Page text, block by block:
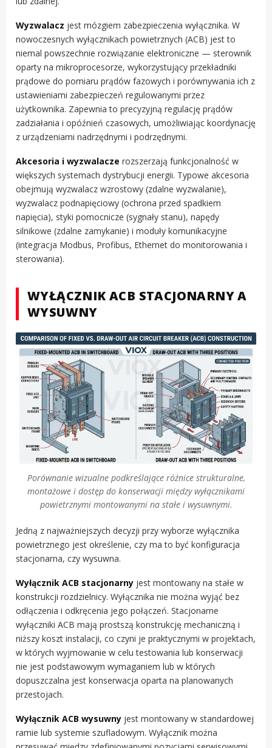
Wyzwalacz jest mózgiem zabezpieczenia wyłącznika. W
nowoczesnych wyłącznikach powietrznych (ACB) jest to
niemal powszechnie rozwiązanie elektroniczne — sterownik
oparty na mikroprocesorze, wykorzystujący przekładniki
prądowe do pomiaru prądów fazowych i porównywania ich z
ustawieniami zabezpieczeń regulowanymi przez
użytkownika. Zapewnia to precyzyjną regulację prądów
zadziałania i opóźnień czasowych, umożliwiając koordynację
z urządzeniami nadrzędnymi i podrzędnymi.
Akcesoria i wyzwalacze rozszerzają funkcjonalność w
większych systemach dystrybucji energii. Typowe akcesoria
obejmują wyzwalacz wzrostowy (zdalne wyzwalanie),
wyzwalacz podnapięciowy (ochrona przed spadkiem
napięcia), styki pomocnicze (sygnały stanu), napędy
silnikowe (zdalne zamykanie) i moduły komunikacyjne
(integracja Modbus, Profibus, Ethernet do monitorowania i
sterowania).
WYŁĄCZNIK ACB STACJONARNY A
WYSUWNY
Porównanie wizualne podkreślające różnice strukturalne,
montażowe i dostęp do konserwacji między wyłącznikami
powietrznymi montowanymi na stałe i wysuwnymi.
Jedną z najważniejszych decyzji przy wyborze wyłącznika
powietrznego jest określenie, czy ma to być konfiguracja
stacjonarna, czy wysuwna.
Wyłącznik ACB stacjonarny jest montowany na stałe w
konstrukcji rozdzielnicy. Wyłącznika nie można wyjąć bez
odłączenia i odkręcenia jego połączeń. Stacjonarne
wyłączniki ACB mają prostszą konstrukcję mechaniczną i
niższy koszt instalacji, co czyni je praktycznymi w projektach,
w których wyjmowanie w celu testowania lub konserwacji
nie jest podstawowym wymaganiem lub w których
dopuszczalna jest konserwacja oparta na planowanych
przestojach.
Wyłącznik ACB wysuwny jest montowany w standardowej
ramie lub systemie szufladowym. Wyłącznik można